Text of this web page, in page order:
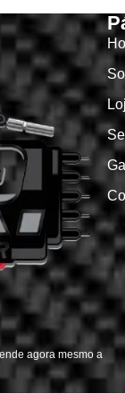
agora mesmo a